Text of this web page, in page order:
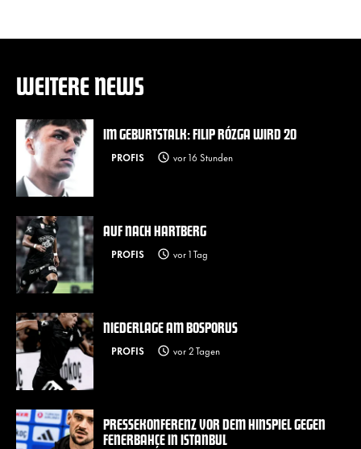
WEITERE NEWS
IM GEBURTSTALK: FILIP RÓZGA WIRD 20
PROFIS vor 16 Stunden
AUF NACH HARTBERG
PROFIS vor 1 Tag
NIEDERLAGE AM BOSPORUS
PROFIS vor 2 Tagen
PRESSEKONFERENZ VOR DEM HINSPIEL GEGEN
FENERBAHÇE IN ISTANBUL